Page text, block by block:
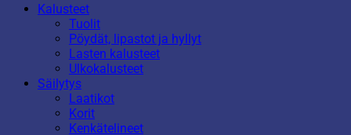
Kalusteet
Tuolit
Pöydät, lipastot ja hyllyt
Lasten kalusteet
Ulkokalusteet
Säilytys
Laatikot
Korit
Kenkätelineet